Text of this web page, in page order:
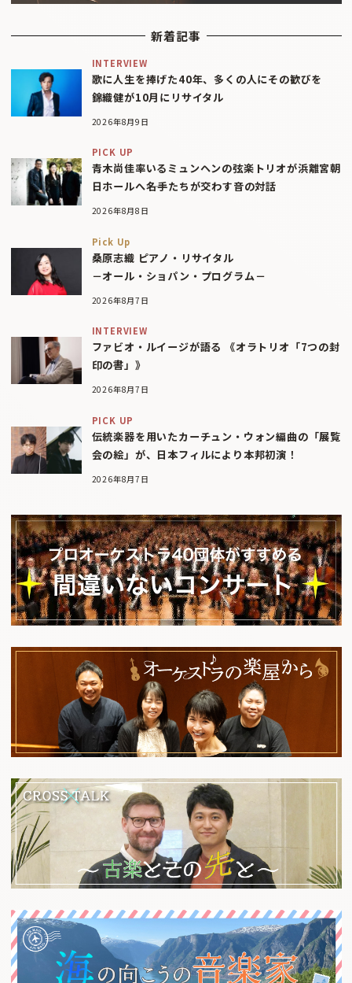
新着記事
INTERVIEW
歌に人生を捧げた40年、多くの人にその歓びを
錦織健が10月にリサイタル
2026年8月9日
PICK UP
青木尚佳率いるミュンヘンの弦楽トリオが浜離宮朝
日ホールへ――名手たちが交わす音の対話
2026年8月8日
Pick Up
桑原志織 ピアノ・リサイタル
－オール・ショパン・プログラム－
2026年8月7日
INTERVIEW
ファビオ・ルイージが語る 《オラトリオ「7つの封
印の書」》
2026年8月7日
PICK UP
伝統楽器を用いたカーチュン・ウォン編曲の「展覧
会の絵」が、日本フィルにより本邦初演！
2026年8月7日